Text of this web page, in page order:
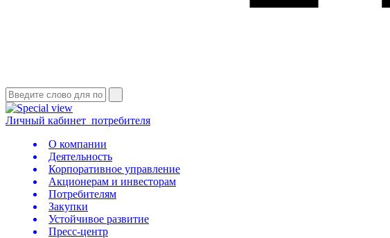
Личный кабинет потребителя
О компании
Деятельность
Корпоративное управление
Акционерам и инвесторам
Потребителям
Закупки
Устойчивое развитие
Пресс-центр